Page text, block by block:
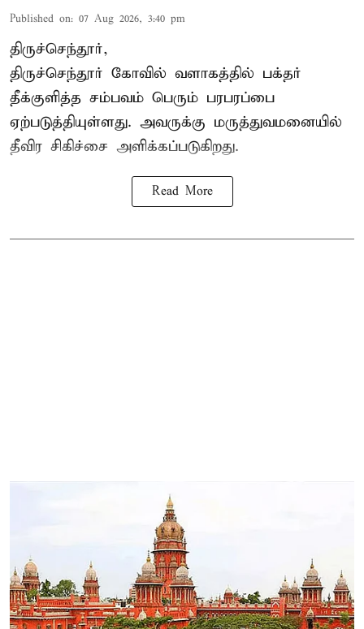
Published on: 07 Aug 2026, 3:40 pm
திருச்செந்தூர்,
திருச்செந்தூர் கோவில் வளாகத்தில் பக்தர்
தீக்குளித்த சம்பவம் பெரும் பரபரப்பை
ஏற்படுத்தியுள்ளது. அவருக்கு மருத்துவமனையில்
தீவிர சிகிச்சை அளிக்கப்படுகிறது.
Read More